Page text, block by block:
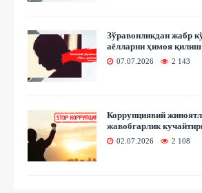
Зўравонликдан жабр
аёлларни ҳимоя
07.07.2026 2 143
Коррупциявий
жавобгарлик
02.07.2026 2 108